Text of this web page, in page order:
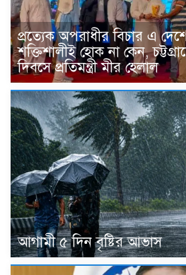
প্রত্যেক অপরাধীর বিচার এ
শক্তিশালীই হোক না কেন,
দিবসে প্রতিমন্ত্রী মীর হেলাল
আগামী ৫ দিন বৃষ্টির আভাস